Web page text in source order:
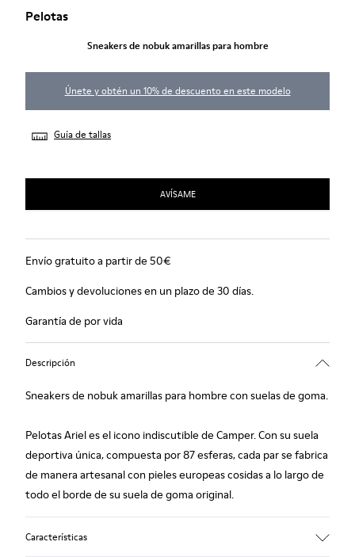
Pelotas
Sneakers de nobuk amarillas para hombre
Únete y obtén un 10% de descuento en este modelo
Guía de tallas
AVÍSAME
Envío gratuito a partir de 50€
Cambios y devoluciones en un plazo de 30 días.
Garantía de por vida
Descripción
Sneakers de nobuk amarillas para hombre con suelas de goma.
Pelotas Ariel es el icono indiscutible de Camper. Con su suela
deportiva única, compuesta por 87 esferas, cada par se fabrica
de manera artesanal con pieles europeas cosidas a lo largo de
todo el borde de su suela de goma original.
Características